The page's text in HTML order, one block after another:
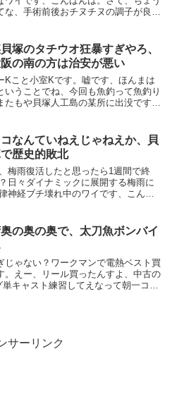
、手術前後おチヌチヌの調子が良く
塚のタチウオ狂暴すぎやろ、
の南の方は治安が悪い
Kこと小室Kです。嘘です、ほんまは
うことでね、今回も魚釣って魚釣り
たもや貝塚人工島の某所に出没です
なんていねえじゃねえか、貝
歴史的敗北
梅雨復活したと思ったら1週間で終
日々ダイナミックに展開する梅雨に
神経ブチ壊れ中のワイです、こんに
くて。梅雨も終わって天気も安定し
たみたいなんで、イッ...
の奥の奥で、太刀魚ボンバイ
じゃない？ワークマンで電熱ベスト買
。えー、リール買ったんすよ、中古の
キャスト練習してえなって朝一コス
サーリンク